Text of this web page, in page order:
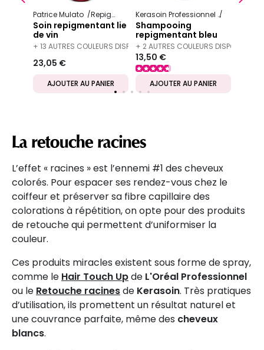
Patrice Mulato Repigmentant Soin repigmentant
Soin repigmentant lie
de vin
+ 13 AUTRES COULEURS DISPONIBLES
23,05 €
AJOUTER AU PANIER
Kerasoin Professionnel
Shampooing
repigmentant bleu
+ 2 AUTRES COULEURS DISPONIBLES
13,50 €
AJOUTER AU PANIER
La retouche racines
L’effet « racines » est l’ennemi #1 des cheveux
colorés. Pour espacer ses rendez-vous chez le
coiffeur et préserver sa fibre capillaire des
colorations à répétition, on opte pour des produits
de retouche qui permettent d’uniformiser la
couleur.
Ces produits miracles existent sous forme de spray,
comme le Hair Touch Upde L'Oréal Professionnel
ou le Retouche racinesde Kerasoin. Très pratiques
d’utilisation, ils promettent un résultat naturel et
une couvrance parfaite, même des cheveux
blancs.